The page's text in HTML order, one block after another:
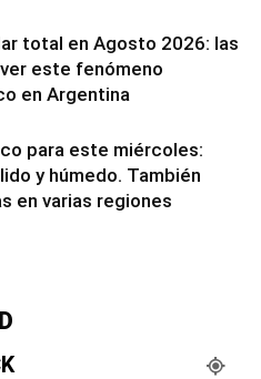
total en Agosto 2026: las
este fenómeno
en Argentina
para este miércoles:
y húmedo. También
en varias regiones